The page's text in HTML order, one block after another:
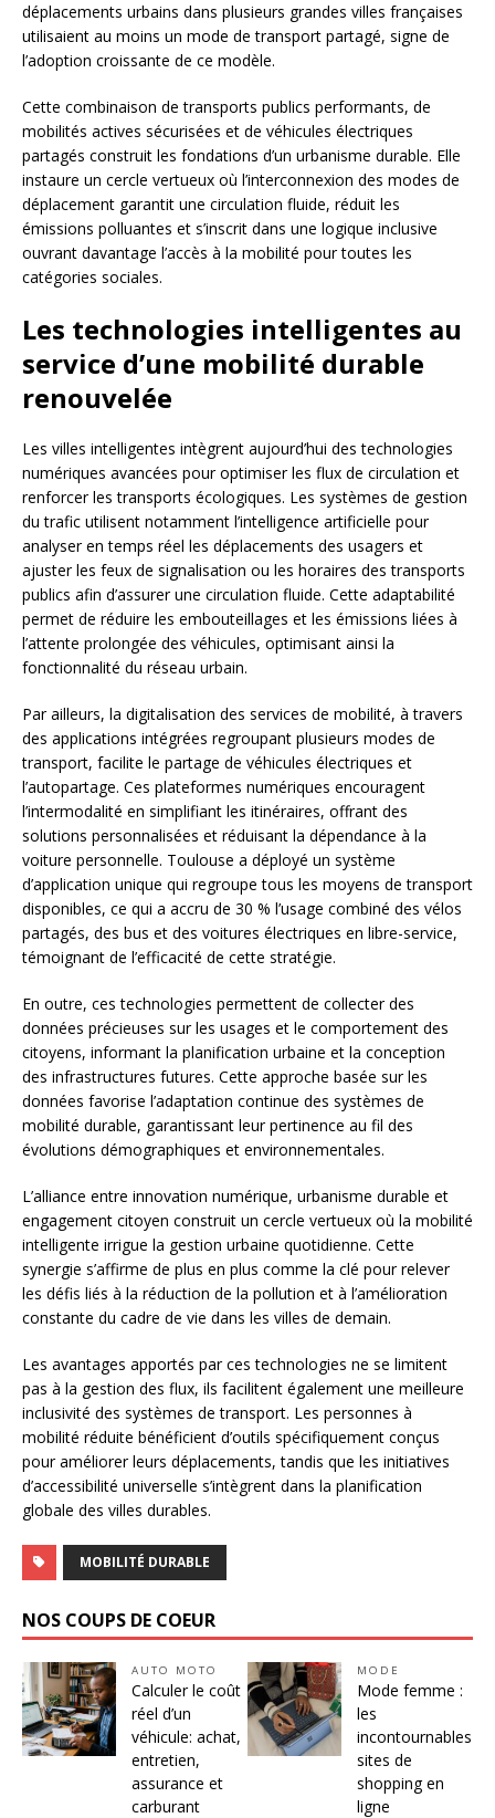
déplacements urbains dans plusieurs grandes villes françaises
utilisaient au moins un mode de transport partagé, signe de
l’adoption croissante de ce modèle.
Cette combinaison de transports publics performants, de
mobilités actives sécurisées et de véhicules électriques
partagés construit les fondations d’un urbanisme durable. Elle
instaure un cercle vertueux où l’interconnexion des modes de
déplacement garantit une circulation fluide, réduit les
émissions polluantes et s’inscrit dans une logique inclusive
ouvrant davantage l’accès à la mobilité pour toutes les
catégories sociales.
Les technologies intelligentes au
service d’une mobilité durable
renouvelée
Les villes intelligentes intègrent aujourd’hui des technologies
numériques avancées pour optimiser les flux de circulation et
renforcer les transports écologiques. Les systèmes de gestion
du trafic utilisent notamment l’intelligence artificielle pour
analyser en temps réel les déplacements des usagers et
ajuster les feux de signalisation ou les horaires des transports
publics afin d’assurer une circulation fluide. Cette adaptabilité
permet de réduire les embouteillages et les émissions liées à
l’attente prolongée des véhicules, optimisant ainsi la
fonctionnalité du réseau urbain.
Par ailleurs, la digitalisation des services de mobilité, à travers
des applications intégrées regroupant plusieurs modes de
transport, facilite le partage de véhicules électriques et
l’autopartage. Ces plateformes numériques encouragent
l’intermodalité en simplifiant les itinéraires, offrant des
solutions personnalisées et réduisant la dépendance à la
voiture personnelle. Toulouse a déployé un système
d’application unique qui regroupe tous les moyens de transport
disponibles, ce qui a accru de 30 % l’usage combiné des vélos
partagés, des bus et des voitures électriques en libre-service,
témoignant de l’efficacité de cette stratégie.
En outre, ces technologies permettent de collecter des
données précieuses sur les usages et le comportement des
citoyens, informant la planification urbaine et la conception
des infrastructures futures. Cette approche basée sur les
données favorise l’adaptation continue des systèmes de
mobilité durable, garantissant leur pertinence au fil des
évolutions démographiques et environnementales.
L’alliance entre innovation numérique, urbanisme durable et
engagement citoyen construit un cercle vertueux où la mobilité
intelligente irrigue la gestion urbaine quotidienne. Cette
synergie s’affirme de plus en plus comme la clé pour relever
les défis liés à la réduction de la pollution et à l’amélioration
constante du cadre de vie dans les villes de demain.
Les avantages apportés par ces technologies ne se limitent
pas à la gestion des flux, ils facilitent également une meilleure
inclusivité des systèmes de transport. Les personnes à
mobilité réduite bénéficient d’outils spécifiquement conçus
pour améliorer leurs déplacements, tandis que les initiatives
d’accessibilité universelle s’intègrent dans la planification
globale des villes durables.
MOBILITÉ DURABLE
NOS COUPS DE COEUR
AUTO MOTO
Calculer le coût
réel d’un
véhicule: achat,
entretien,
assurance et
carburant
MODE
Mode femme :
les
incontournables
sites de
shopping en
ligne